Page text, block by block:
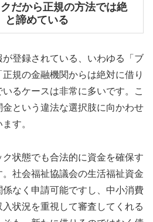
だから正規の方法では絶
と諦めている
登録されている、いわゆる「ブ
規の金融機関からは絶対に借り
るケースは非常に多いです。こ
という違法な選択肢に向かわせ
す。
状態でも合法的に資金を確保す
社会福祉協議会の生活福祉資金
なく申請可能ですし、中小消費
状況を重視して審査してくれる